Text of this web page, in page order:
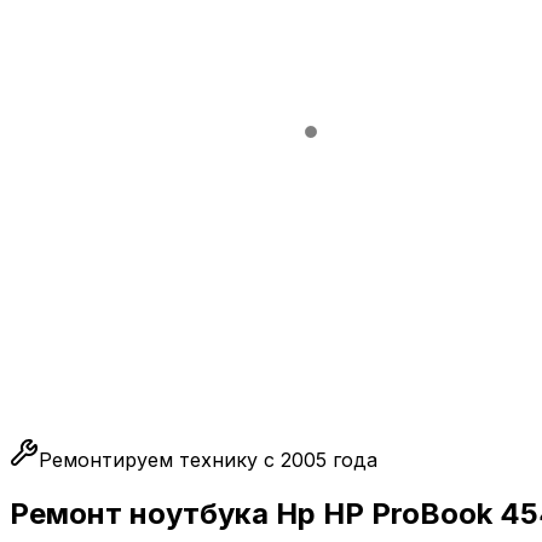
Ремонтируем технику с 2005 года
Ремонт ноутбука Hp HP ProBook